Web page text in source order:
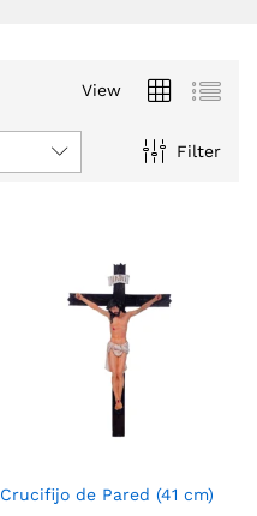
View
Filter
Crucifijo de Pared (41 cm)